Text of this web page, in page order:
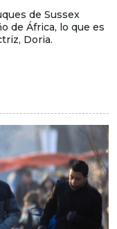
de Sussex
de África, lo que es
Doria.